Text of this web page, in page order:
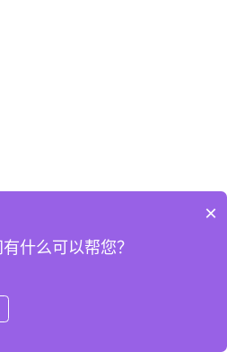
×
什么可以帮您？